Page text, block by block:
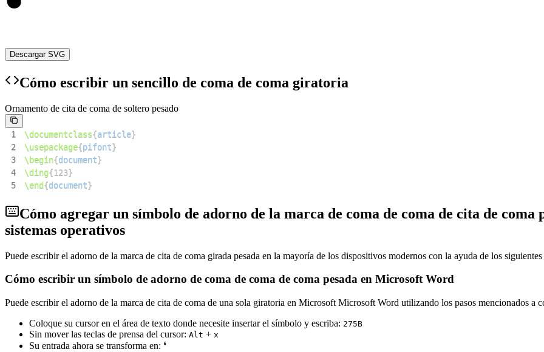
Descargar SVG
Cómo escribir un sencillo de coma de coma giratoria
Ornamento de cita de coma de soltero pesado
1 \documentclass{article}
2
\usepackage{pifont}
3
\begin{document}
4
\ding{123}
5
\end{document}
Cómo agregar un símbolo de adorno de la marca de coma de coma de cita de coma
sistemas operativos
Puede escribir el adorno de la marca de cita de coma girada pesada en la mayoría de los dispositivos modernos con la ayuda de los siguientes
Cómo escribir un símbolo de adorno de coma de coma de coma pesada en Microsoft Word
Puede escribir el adorno de la marca de cita de coma de una sola giratoria en Microsoft Microsoft Word utilizando los pasos mencionados a
Coloque su cursor en el área de texto donde necesite insertar el símbolo y escriba: 275B
Sin mover las teclas de prensa del cursor: Alt + x
Su entrada ahora se transforma en: ❛